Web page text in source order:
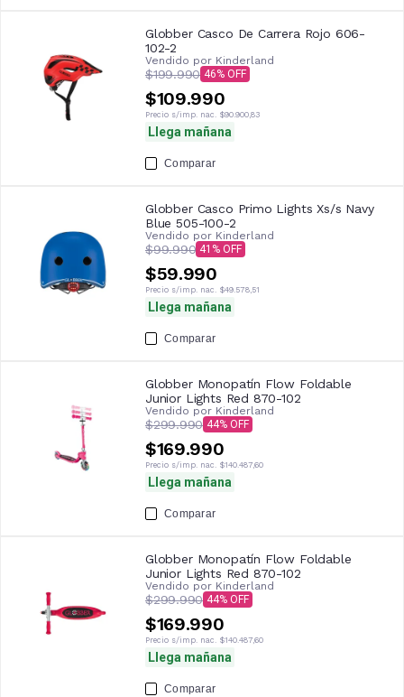
Globber Casco De Carrera Rojo 606-
102-2
Vendido por Kinderland
$199.990 46
$109.990
Precio s/imp. nac. $90.900,83
Llega mañana
Comparar
Globber Casco Primo Lights Xs/s Navy
Blue 505-100-2
Vendido por Kinderland
$99.990 41
$59.990
Precio s/imp. nac. $49.578,51
Llega mañana
Comparar
Globber Monopatín Flow Foldable
Junior Lights Red 870-102
Vendido por Kinderland
$299.990 44
$169.990
Precio s/imp. nac. $140.487,60
Llega mañana
Comparar
Globber Monopatín Flow Foldable
Junior Lights Red 870-102
Vendido por Kinderland
$299.990 44
$169.990
Precio s/imp. nac. $140.487,60
Llega mañana
Comparar